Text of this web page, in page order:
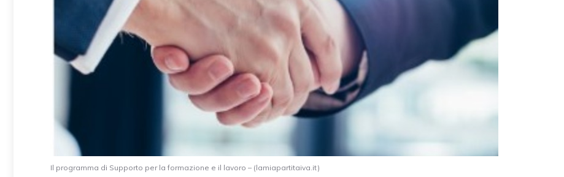
Il programma di Supporto per la formazione e il lavoro – (lamiapartitaiva.it)